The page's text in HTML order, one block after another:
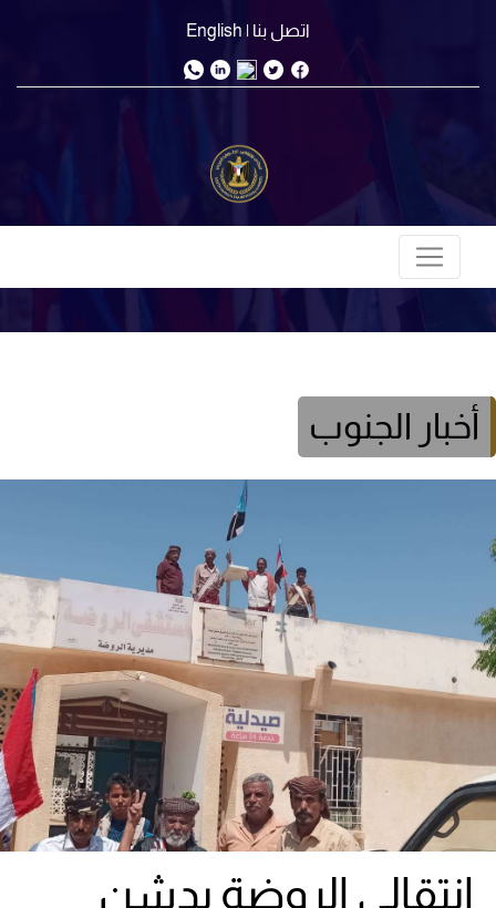
اتصل بنا | English
أخبار الجنوب
انتقالي الروضة يدشن